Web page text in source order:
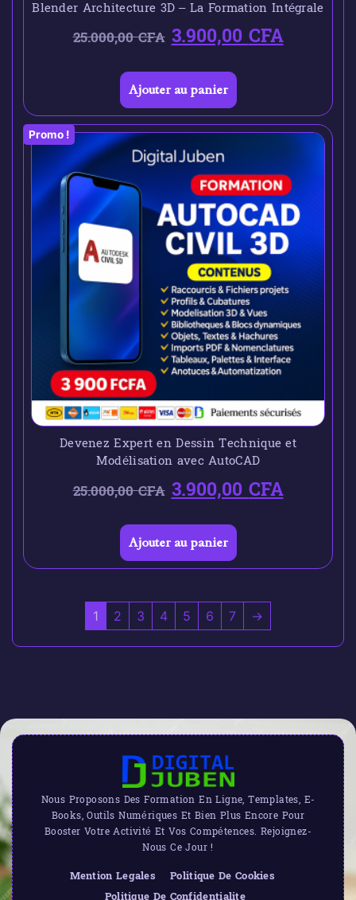
Blender Architecture 3D – La Formation Intégrale
25.000,00CFA 3.900,00CFA
Ajouter au panier
Promo !
Devenez Expert en Dessin Technique et
Modélisation avec AutoCAD
25.000,00CFA 3.900,00CFA
Ajouter au panier
1 2 3 4 5 6 7 →
Nous Proposons Des Formation En Ligne, Templates, E-
Books, Outils Numériques Et Bien Plus Encore Pour
Booster Votre Activité Et Vos Compétences. Rejoignez-
Nous Ce Jour !
Mention Legales
Politique De Cookies